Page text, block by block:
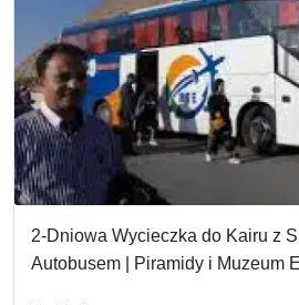
2-Dniowa Wycieczka do Kairu z
Autobusem | Piramidy i Muzeum